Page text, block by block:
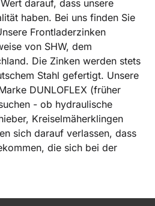
darauf, dass unsere
haben. Bei uns finden Sie
Frontladerzinken
von SHW, dem
Die Zinken werden stets
Stahl gefertigt. Unsere
DUNLOFLEX (früher
- ob hydraulische
Kreiselmäherklingen
sich darauf verlassen, dass
die sich bei der